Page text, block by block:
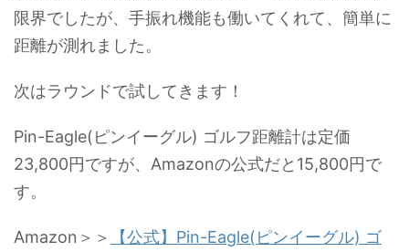
限界でしたが、手振れ機能も働いてくれて、簡単に
距離が測れました。
次はラウンドで試してきます！
Pin-Eagle(ピンイーグル) ゴルフ距離計は定価
23,800円ですが、Amazonの公式だと15,800円で
す。
Amazon＞＞
【公式】Pin-Eagle(ピンイーグル) ゴ